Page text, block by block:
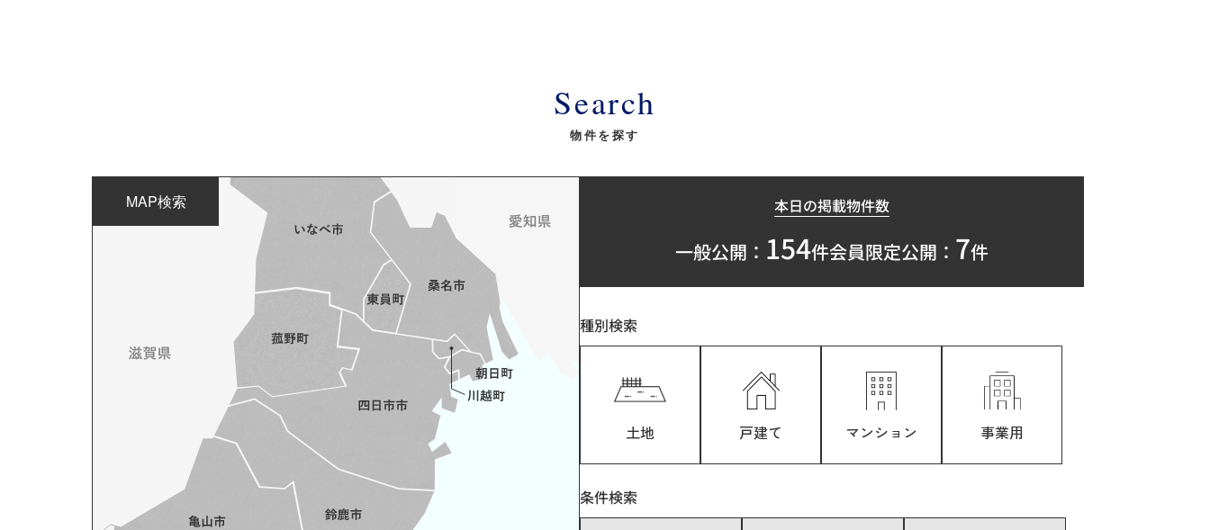
Search
物件を探す
MAP検索 本日の掲載物件数
一般公開： 154件会員限定公開： 7件
種別検索
土地 戸建て マンション 事業用
条件検索